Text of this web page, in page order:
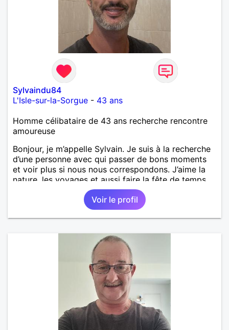
Sylvaindu84
L'Isle-sur-la-Sorgue - 43 ans
Homme célibataire de 43 ans recherche rencontre
amoureuse
Bonjour, je m’appelle Sylvain. Je suis à la recherche
d’une personne avec qui passer de bons moments
et voir plus si nous nous correspondons. J’aime la
nature, les voyages et aussi faire la fête de temps
en temps ;-)Je suis papa d’un petit garçon de 7 ans
dont je m’occupe en garde alternée. J’aime à peu
près tous les styles de musique. (Oui je suis pas
trop fan de Jul). Je fais du sport pour garder la
Voir le profil